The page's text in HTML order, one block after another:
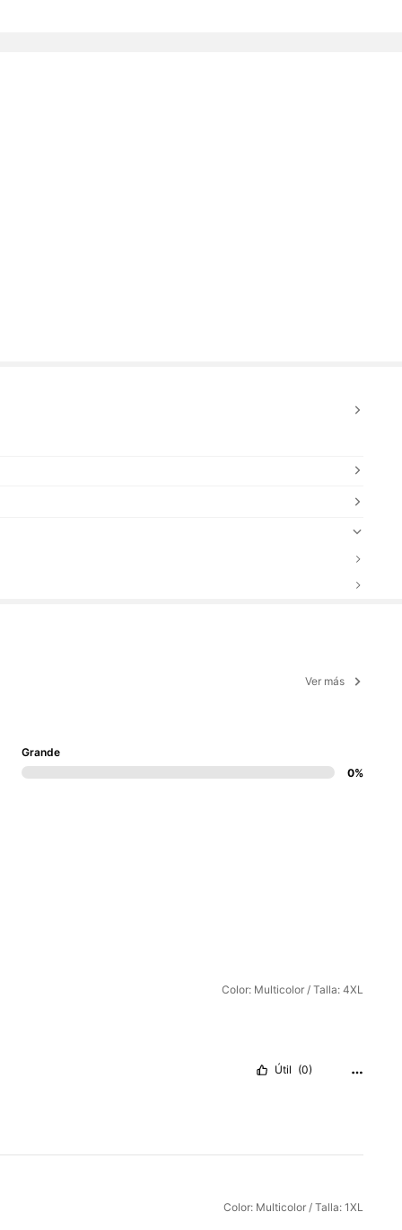
Ver más
Grande
0%
Color: Multicolor / Talla: 4XL
Útil (0)
Color: Multicolor / Talla: 1XL